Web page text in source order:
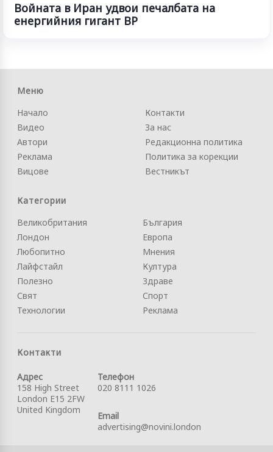
Войната в Иран удвои печалбата на
енергийния гигант BP
Меню
Начало
Видео
Автори
Реклама
Вицове
Контакти
За нас
Редакционна политика
Политика за корекции
Вестникът
Категории
Великобритания
Лондон
Любопитно
Лайфстайл
Полезно
Свят
Технологии
България
Европа
Мнения
Култура
Здраве
Спорт
Реклама
Контакти
Адрес
158 High Street
London E15 2FW
United Kingdom
Телефон
020 8111 1026
Email
advertising@novini.london